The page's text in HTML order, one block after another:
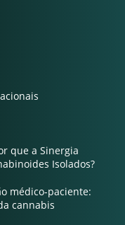
que a Sinergia
Isolados?
médico-paciente:
cannabis